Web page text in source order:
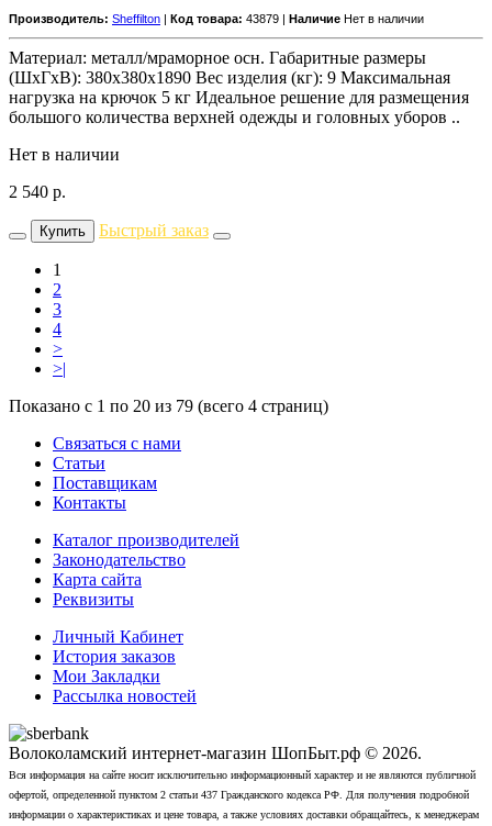
Производитель: Sheffilton | Код товара: 43879 | Наличие Нет в наличии
Материал: металл/мраморное осн. Габаритные размеры
(ШхГхВ): 380x380x1890 Вес изделия (кг): 9 Максимальная
нагрузка на крючок 5 кг Идеальное решение для размещения
большого количества верхней одежды и головных уборов ..
Нет в наличии
2 540 р.
Купить Быстрый заказ
1
2
3
4
>
>|
Показано с 1 по 20 из 79 (всего 4 страниц)
Связаться с нами
Статьи
Поставщикам
Контакты
Каталог производителей
Законодательство
Карта сайта
Реквизиты
Личный Кабинет
История заказов
Мои Закладки
Рассылка новостей
Волоколамский интернет-магазин ШопБыт.рф © 2026.
Вся информация на сайте носит исключительно информационный характер и не являются публичной
офертой, определенной пунктом 2 статьи 437 Гражданского кодекса РФ. Для получения подробной
информации о характеристиках и цене товара, а также условиях доставки обращайтесь, к менеджерам